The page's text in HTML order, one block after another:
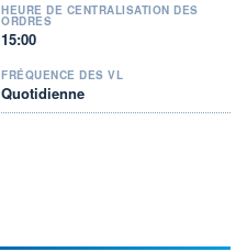
HEURE DE CENTRALISATION DES
ORDRES
15:00
FRÉQUENCE DES VL
Quotidienne